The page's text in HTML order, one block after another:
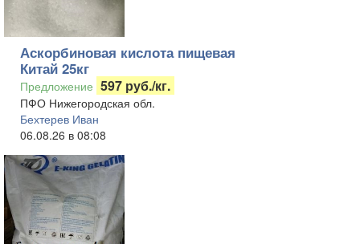
Аскорбиновая кислота пищевая
Китай 25кг
Предложение 597 руб./кг.
ПФО Нижегородская обл.
Бехтерев Иван
06.08.26 в 08:08